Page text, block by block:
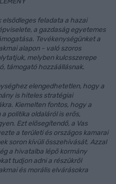
elsődleges feladata a hazai
a gazdaság egyetemes
Tevékenységünket a
alapon - való szoros
melyben kulcsszerepe
támogató hozzáállásnak.
elengedhetetlen, hogy a
is hiteles stratégiai
Kiemelten fontos, hogy a
politika oldaláról is erős,
Ezt elősegítendő, a Vas
a területi és országos kamarai
soron kívüli összehívását. Azzal
a hivatalba lépő kormány
tudjon adni a részükről
és morális elvárásokra